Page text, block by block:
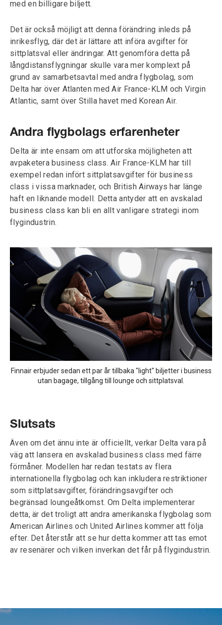
med en billigare biljett.
Det är också möjligt att denna förändring inleds på
inrikesflyg, där det är lättare att införa avgifter för
sittplatsval eller ändringar. Att genomföra detta på
långdistansflygningar skulle vara mer komplext på
grund av samarbetsavtal med andra flygbolag, som
Delta har över Atlanten med Air France-KLM och Virgin
Atlantic, samt över Stilla havet med Korean Air.
Andra flygbolags erfarenheter
Delta är inte ensam om att utforska möjligheten att
avpaketera business class. Air France-KLM har till
exempel redan infört sittplatsavgifter för business
class i vissa marknader, och British Airways har länge
haft en liknande modell. Detta antyder att en avskalad
business class kan bli en allt vanligare strategi inom
flygindustrin.
Finnair erbjuder sedan ett par år tillbaka "light" biljetter i business
utan bagage, tillgång till lounge och sittplatsval.
Slutsats
Även om det ännu inte är officiellt, verkar Delta vara på
väg att lansera en avskalad business class med färre
förmåner. Modellen har redan testats av flera
internationella flygbolag och kan inkludera restriktioner
som sittplatsavgifter, förändringsavgifter och
begränsad loungeåtkomst. Om Delta implementerar
detta, är det troligt att andra amerikanska flygbolag som
American Airlines och United Airlines kommer att följa
efter. Det återstår att se hur detta kommer att tas emot
av resenärer och vilken inverkan det får på flygindustrin.